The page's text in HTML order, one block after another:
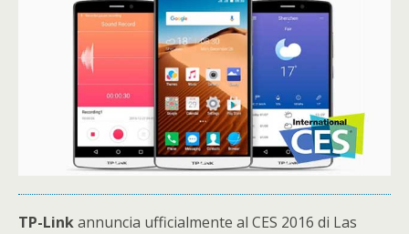
TP-Linkannuncia ufficialmente al CES 2016 di Las